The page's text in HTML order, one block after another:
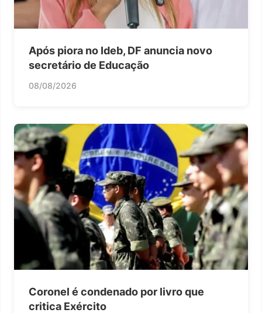
Após piora no Ideb, DF anuncia novo
secretário de Educação
08/08/2026
Coronel é condenado por livro que
critica Exército